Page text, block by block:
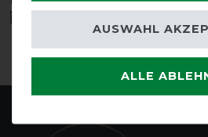
interessieren
ALLE
AUSWAHL